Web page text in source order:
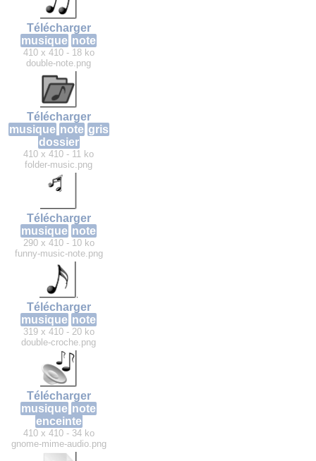
Télécharger
musique note
410 x 410 - 18 ko
double-note.png
Télécharger
musique note gris
dossier
410 x 410 - 11 ko
folder-music.png
Télécharger
musique note
290 x 410 - 10 ko
funny-music-note.png
Télécharger
musique note
319 x 410 - 20 ko
double-croche.png
Télécharger
musique note
enceinte
410 x 410 - 34 ko
gnome-mime-audio.png